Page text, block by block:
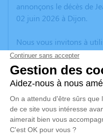
annonçons le décès de
02 juin 2026 à Dijon.
Nous vous invitons à
vos condoléances,
anecdote ou exprimer
poèmes ou des textes.
d'expression dédié à
PARANT.
Un service de plantation
disponible ici.